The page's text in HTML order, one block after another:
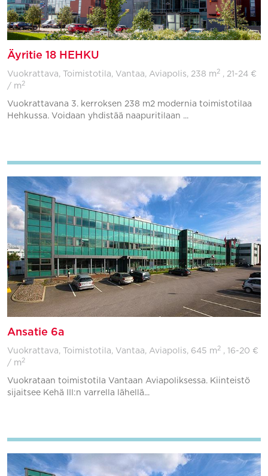
Äyritie 18 HEHKU
Vuokrattava, Toimistotila, Vantaa, Aviapolis, 238 m 2 , 21-24 €
/ m 2
Vuokrattavana 3. kerroksen 238 m2 modernia toimistotilaa
Hehkussa. Voidaan yhdistää naapuritilaan ...
Ansatie 6a
Vuokrattava, Toimistotila, Vantaa, Aviapolis, 645 m 2 , 16-20 €
/ m 2
Vuokrataan toimistotila Vantaan Aviapoliksessa. Kiinteistö
sijaitsee Kehä III:n varrella lähellä...